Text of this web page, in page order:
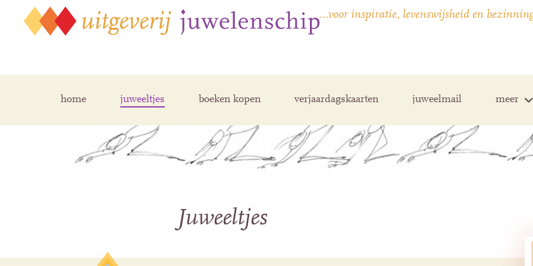
…voor inspiratie, levenswijsheid en
home juweeltjes boeken kopen verjaardagskaarten juweelmail meer
Juweeltjes